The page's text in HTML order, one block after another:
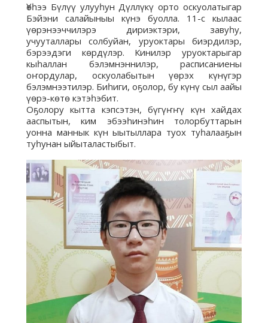
Үөһээ Бүлүү улууһун Дүллүкү орто оскуолатыгар
Бэйэни салайыныы күнэ буолла. 11-с кылаас
үөрэнээччилэрэ дириэктэри, завуһу,
учууталлары солбуйан, уруоктары биэрдилэр,
бэрээдэги көрдүлэр. Кинилэр уруоктарыгар
кыһаллан бэлэмнэннилэр, расписаниены
оҥордулар, оскуолабытын үөрэх күнүгэр
бэлэмнээтилэр. Биһиги, оҕолор, бу күнү сыл аайы
үөрэ-көтө кэтэһэбит.
Оҕолору кытта кэпсэтэн, бүгүҥҥү күн хайдах
ааспытын, ким эбээһинэһин толорбуттарын
уонна маннык күн ыытыллара туох туһалааҕын
туһунан ыйыталастыбыт.